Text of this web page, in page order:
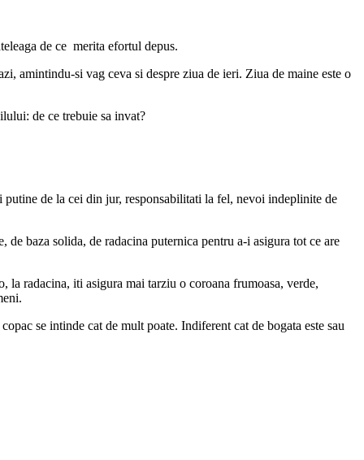
de ce merita efortul depus.
amintindu-si vag ceva si despre ziua de ieri. Ziua de maine este o
de ce trebuie sa invat?
putine de la cei din jur, responsabilitati la fel, nevoi indeplinite de
baza solida, de radacina puternica pentru a-i asigura tot ce are
radacina, iti asigura mai tarziu o coroana frumoasa, verde,
se intinde cat de mult poate. Indiferent cat de bogata este sau